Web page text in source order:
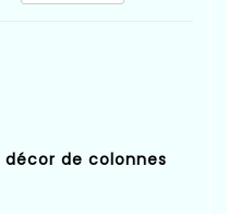
de colonnes